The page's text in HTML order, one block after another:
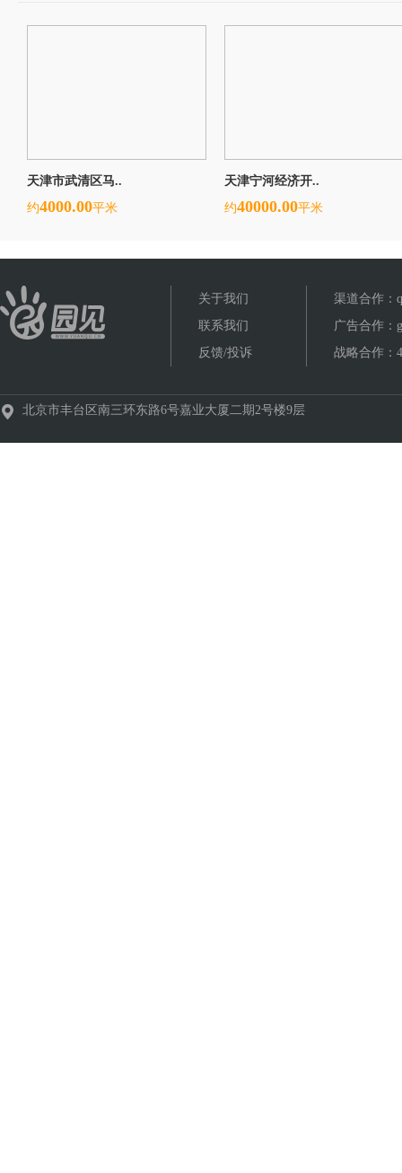
天津市武清区马..
约4000.00平米
天津宁河经济开..
约40000.00平米
关于我们
联系我们
反馈/投诉
渠道合作：
广告合作：
战略合作：
北京市丰台区南三环东路6号嘉业大厦二期2号楼9层